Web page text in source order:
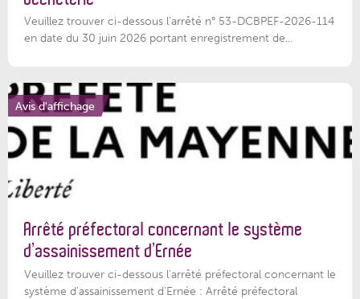
Veuillez trouver ci-dessous l'arrêté n° 53-DCBPEF-2026-114
en date du 30 juin 2026 portant enregistrement de...
Avis d'affichage
Arrêté préfectoral concernant le système
d’assainissement d’Ernée
Veuillez trouver ci-dessous l’arrêté préfectoral concernant le
système d'assainissement d'Ernée : Arrêté préfectoral